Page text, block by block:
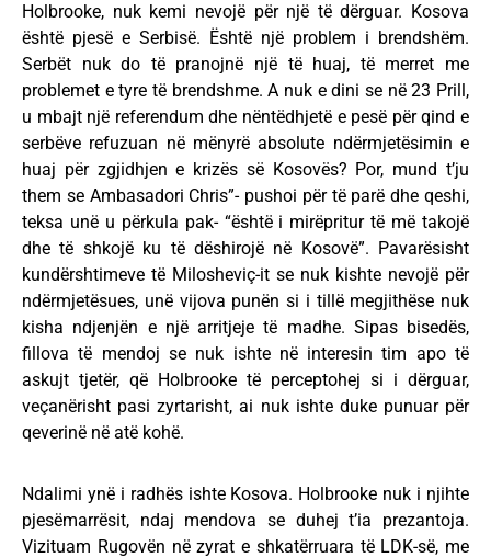
Holbrooke, nuk kemi nevojë për një të dërguar. Kosova
është pjesë e Serbisë. Është një problem i brendshëm.
Serbët nuk do të pranojnë një të huaj, të merret me
problemet e tyre të brendshme. A nuk e dini se në 23 Prill,
u mbajt një referendum dhe nëntëdhjetë e pesë për qind e
serbëve refuzuan në mënyrë absolute ndërmjetësimin e
huaj për zgjidhjen e krizës së Kosovës? Por, mund t’ju
them se Ambasadori Chris”- pushoi për të parë dhe qeshi,
teksa unë u përkula pak- “është i mirëpritur të më takojë
dhe të shkojë ku të dëshirojë në Kosovë”. Pavarësisht
kundërshtimeve të Milosheviç-it se nuk kishte nevojë për
ndërmjetësues, unë vijova punën si i tillë megjithëse nuk
kisha ndjenjën e një arritjeje të madhe. Sipas bisedës,
fillova të mendoj se nuk ishte në interesin tim apo të
askujt tjetër, që Holbrooke të perceptohej si i dërguar,
veçanërisht pasi zyrtarisht, ai nuk ishte duke punuar për
qeverinë në atë kohë.
Ndalimi ynë i radhës ishte Kosova. Holbrooke nuk i njihte
pjesëmarrësit, ndaj mendova se duhej t’ia prezantoja.
Vizituam Rugovën në zyrat e shkatërruara të LDK-së, me